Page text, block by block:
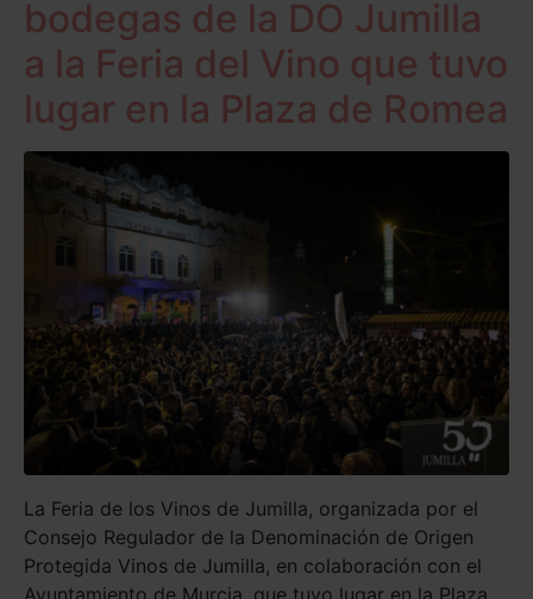
bodegas de la DO Jumilla
a la Feria del Vino que tuvo
lugar en la Plaza de Romea
La Feria de los Vinos de Jumilla, organizada por el
Consejo Regulador de la Denominación de Origen
Protegida Vinos de Jumilla, en colaboración con el